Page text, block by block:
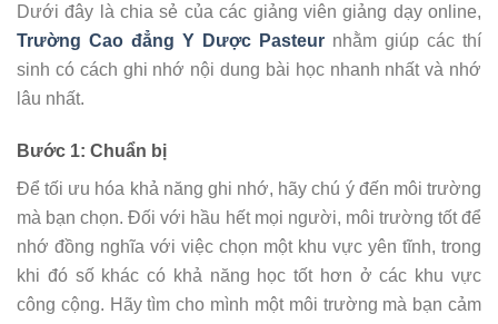
Dưới đây là chia sẻ của các giảng viên giảng dạy online,
Trường Cao đẳng Y Dược Pasteur nhằm giúp các thí
sinh có cách ghi nhớ nội dung bài học nhanh nhất và nhớ
lâu nhất.
Bước 1: Chuẩn bị
Để tối ưu hóa khả năng ghi nhớ, hãy chú ý đến môi trường
mà bạn chọn. Đối với hầu hết mọi người, môi trường tốt để
nhớ đồng nghĩa với việc chọn một khu vực yên tĩnh, trong
khi đó số khác có khả năng học tốt hơn ở các khu vực
công cộng. Hãy tìm cho mình một môi trường mà bạn cảm